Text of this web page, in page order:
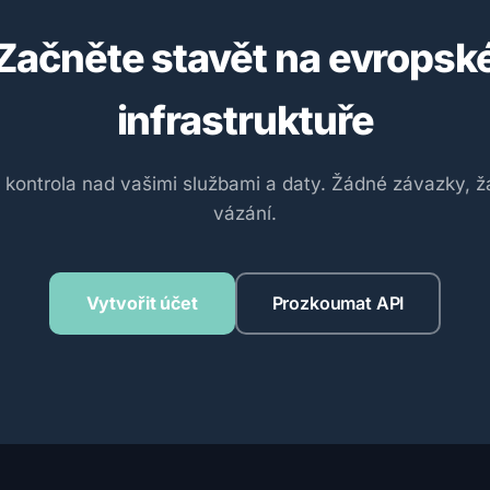
stavět na
infrastruktuře
kontrola nad vašimi službami a daty. Žádné závazky,
vázání.
Vytvořit účet Prozkoumat API